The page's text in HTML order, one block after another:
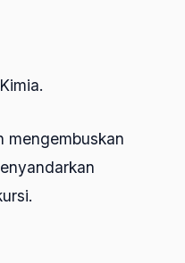
mengembuskan